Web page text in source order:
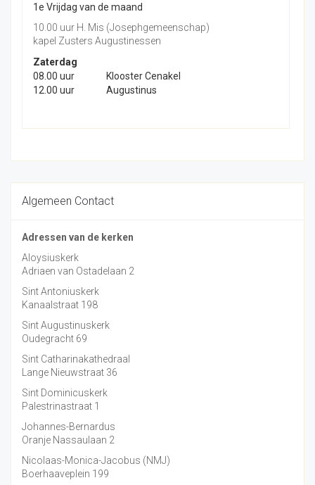
1e Vrijdag van de maand
10.00 uur H. Mis (Josephgemeenschap)
kapel Zusters Augustinessen
Zaterdag
08.00 uur
Klooster Cenakel
12.00 uur
Augustinus
Algemeen Contact
Adressen van de kerken
Aloysiuskerk
Adriaen van Ostadelaan 2
Sint Antoniuskerk
Kanaalstraat 198
Sint Augustinuskerk
Oudegracht 69
Sint Catharinakathedraal
Lange Nieuwstraat 36
Sint Dominicuskerk
Palestrinastraat 1
Johannes-Bernardus
Oranje Nassaulaan 2
Nicolaas-Monica-Jacobus (NMJ)
Boerhaaveplein 199